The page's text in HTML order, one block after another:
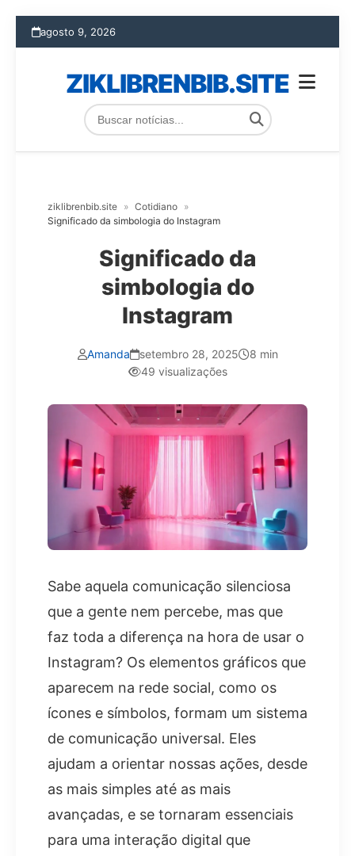
agosto 9, 2026
ZIKLIBRENBIB.SITE
ziklibrenbib.site » Cotidiano »
Significado da simbologia do Instagram
Significado da
simbologia do
Instagram
Amanda setembro 28, 2025
8 min
49 visualizações
Sabe aquela comunicação silenciosa
que a gente nem percebe, mas que
faz toda a diferença na hora de usar o
Instagram? Os elementos gráficos que
aparecem na rede social, como os
ícones e símbolos, formam um sistema
de comunicação universal. Eles
ajudam a orientar nossas ações, desde
as mais simples até as mais
avançadas, e se tornaram essenciais
para uma interação digital que